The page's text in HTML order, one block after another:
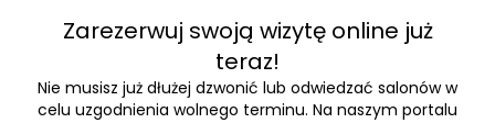
Zarezerwuj swoją wizytę online już
teraz!
Nie musisz już dłużej dzwonić lub odwiedzać salonów w
celu uzgodnienia wolnego terminu. Na naszym portalu